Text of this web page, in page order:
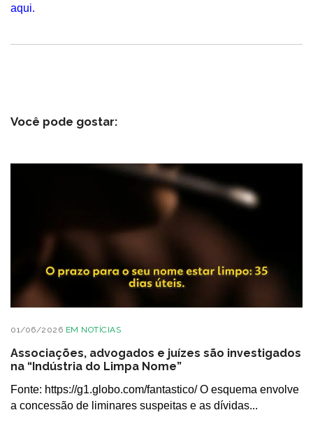
aqui.
Você pode gostar:
01/06/2026 EM NOTÍCIAS
Associações, advogados e juízes são investigados
na “Indústria do Limpa Nome”
Fonte: https://g1.globo.com/fantastico/ O esquema envolve
a concessão de liminares suspeitas e as dívidas...